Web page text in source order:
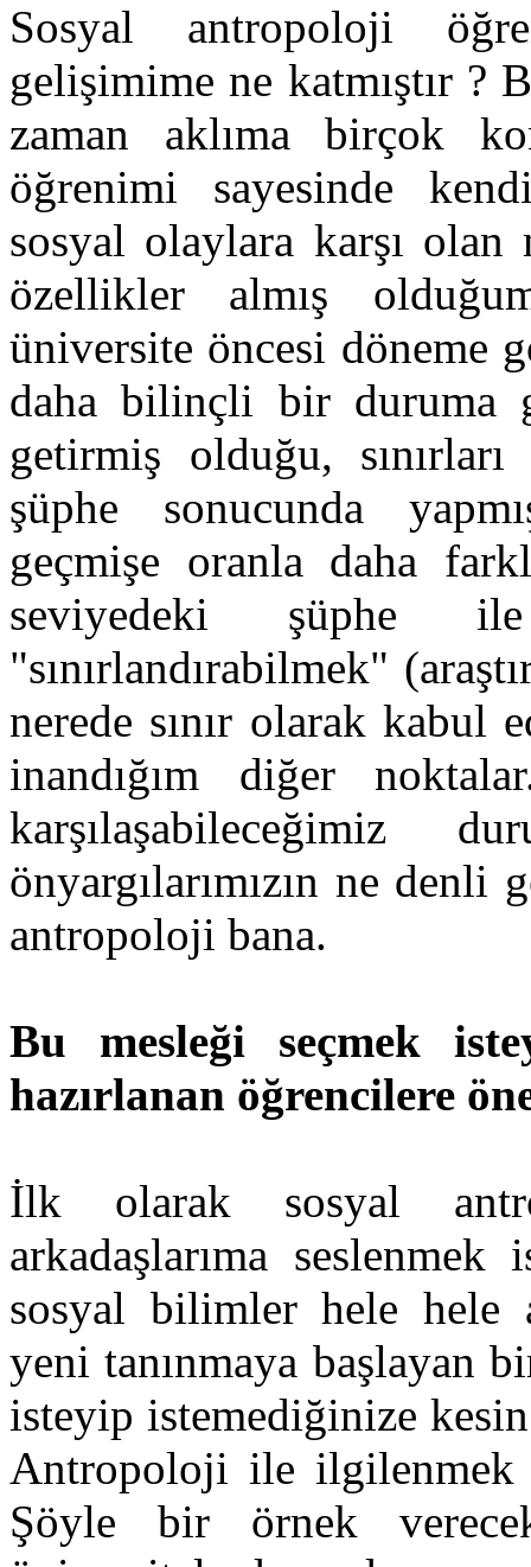
Sosyal antropoloji
gelişimime ne katmıştır ?
zaman aklıma birçok
öğrenimi sayesinde
sosyal olaylara karşı olan
özellikler almış
üniversite öncesi döneme
daha bilinçli bir duruma
getirmiş olduğu,
şüphe sonucunda
geçmişe oranla daha
seviyedeki şüphe
"sınırlandırabilmek"
nerede sınır olarak kabul
inandığım diğer
karşılaşabileceğimiz
önyargılarımızın ne
antropoloji bana.
Bu mesleği seçmek
hazırlanan öğrencilere
İlk olarak sosyal
arkadaşlarıma
sosyal bilimler hele
yeni tanınmaya başlayan
isteyip istemediğinize
Antropoloji ile ilgilenmek
Şöyle bir örnek